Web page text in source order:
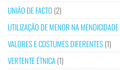
UNIÃO DE FACTO (2)
UTILIZAÇÃO DE MENOR NA MENDICIDADE
VALORES E COSTUMES DIFERENTES(1)
VERTENTE ÉTNICA(1)